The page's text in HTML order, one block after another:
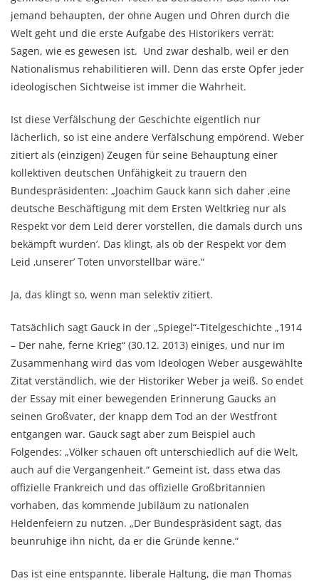
jemand behaupten, der ohne Augen und Ohren durch die
Welt geht und die erste Aufgabe des Historikers verrät:
Sagen, wie es gewesen ist. Und zwar deshalb, weil er den
Nationalismus rehabilitieren will. Denn das erste Opfer jeder
ideologischen Sichtweise ist immer die Wahrheit.
Ist diese Verfälschung der Geschichte eigentlich nur
lächerlich, so ist eine andere Verfälschung empörend. Weber
zitiert als (einzigen) Zeugen für seine Behauptung einer
kollektiven deutschen Unfähigkeit zu trauern den
Bundespräsidenten: „Joachim Gauck kann sich daher ‚eine
deutsche Beschäftigung mit dem Ersten Weltkrieg nur als
Respekt vor dem Leid derer vorstellen, die damals durch uns
bekämpft wurden’. Das klingt, als ob der Respekt vor dem
Leid ‚unserer’ Toten unvorstellbar wäre.“
Ja, das klingt so, wenn man selektiv zitiert.
Tatsächlich sagt Gauck in der „Spiegel“-Titelgeschichte „1914
– Der nahe, ferne Krieg“ (30.12. 2013) einiges, und nur im
Zusammenhang wird das vom Ideologen Weber ausgewählte
Zitat verständlich, wie der Historiker Weber ja weiß. So endet
der Essay mit einer bewegenden Erinnerung Gaucks an
seinen Großvater, der knapp dem Tod an der Westfront
entgangen war. Gauck sagt aber zum Beispiel auch
Folgendes: „Völker schauen oft unterschiedlich auf die Welt,
auch auf die Vergangenheit.“ Gemeint ist, dass etwa das
offizielle Frankreich und das offizielle Großbritannien
vorhaben, das kommende Jubiläum zu nationalen
Heldenfeiern zu nutzen. „Der Bundespräsident sagt, das
beunruhige ihn nicht, da er die Gründe kenne.“
Das ist eine entspannte, liberale Haltung, die man Thomas